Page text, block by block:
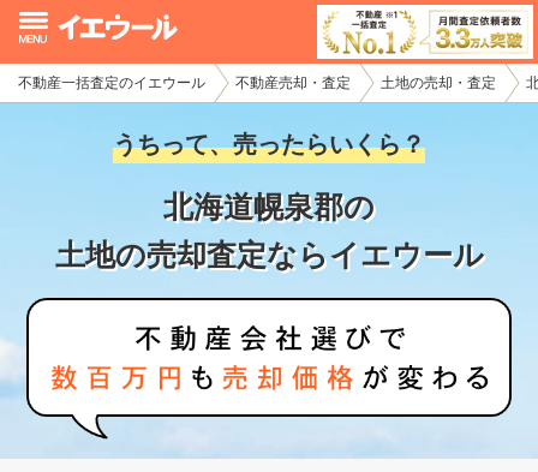
不動産一括査定のイエウール 不動産売却・査定 土地の売却・査定
うちって、売ったらいくら？
北海道幌泉郡の
土地の売却査定ならイエウール
イエウール加盟希望の不動産会社様
初めての方へ
不動産の売却・一括査定
家査定シミュレーター
お問い合わせ